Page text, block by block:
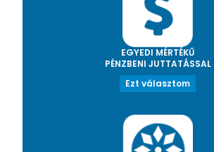
EGYEDI MÉRTÉKŰ
PÉNZBENI JUTTATÁSSAL
Ezt választom